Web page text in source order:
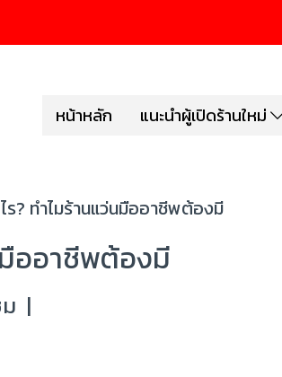
หน้าหลัก แนะนำผู้เปิดร้านใหม่
ร? ทำไมร้านแว่นมืออาชีพต้องมี
มืออาชีพต้องมี
|